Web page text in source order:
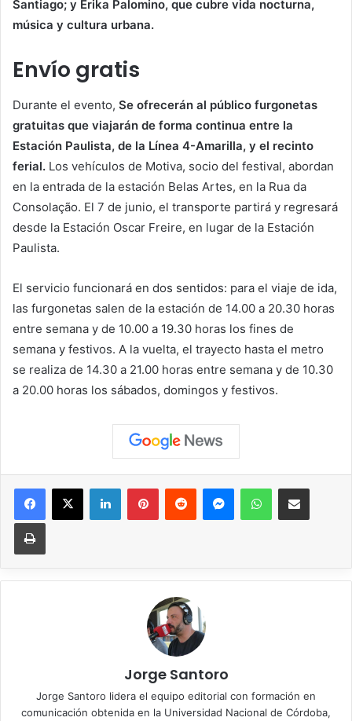
Santiago; y Erika Palomino, que cubre vida nocturna,
música y cultura urbana.
Envío gratis
Durante el evento, Se ofrecerán al público furgonetas
gratuitas que viajarán de forma continua entre la
Estación Paulista, de la Línea 4-Amarilla, y el recinto
ferial. Los vehículos de Motiva, socio del festival, abordan
en la entrada de la estación Belas Artes, en la Rua da
Consolação. El 7 de junio, el transporte partirá y regresará
desde la Estación Oscar Freire, en lugar de la Estación
Paulista.
El servicio funcionará en dos sentidos: para el viaje de ida,
las furgonetas salen de la estación de 14.00 a 20.30 horas
entre semana y de 10.00 a 19.30 horas los fines de
semana y festivos. A la vuelta, el trayecto hasta el metro
se realiza de 14.30 a 21.00 horas entre semana y de 10.30
a 20.00 horas los sábados, domingos y festivos.
Facebook
X LinkedInPinterestReddit MessengerWhatsAppCompartir vía correo
Imprimir
Jorge Santoro
Jorge Santoro lidera el equipo editorial con formación en
comunicación obtenida en la Universidad Nacional de Córdoba,